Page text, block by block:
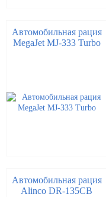
Автомобильная рация
MegaJet MJ-333 Turbo
Автомобильная рация
Alinco DR-135CB